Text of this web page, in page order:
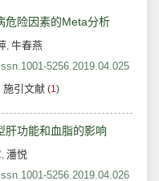
危险因素的Meta分析
, 牛春燕
5256.2019.04.025
施引文献 (1)
肝功能和血脂的影响
, 潘悦
5256.2019.04.026